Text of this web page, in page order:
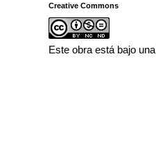
Creative Commons
Este obra está bajo una